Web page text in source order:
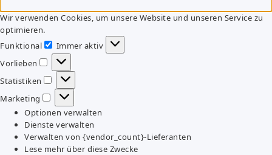
Wir verwenden Cookies, um unsere Website und unseren Service zu
optimieren.
Funktional
Funktional
Immer aktiv
Vorlieben
Vorlieben
Statistiken
Statistiken
Marketing
Marketing
Optionen verwalten
Dienste verwalten
Verwalten von {vendor_count}-Lieferanten
Lese mehr über diese Zwecke